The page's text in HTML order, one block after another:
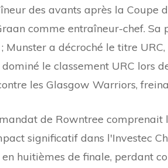
des avants après la Coupe
comme entraîneur-chef.
Munster a décroché le titre
le classement URC lors
les Glasgow Warriors,
de Rowntree comprenait
significatif dans l'Investec
en huitièmes de finale, perdant